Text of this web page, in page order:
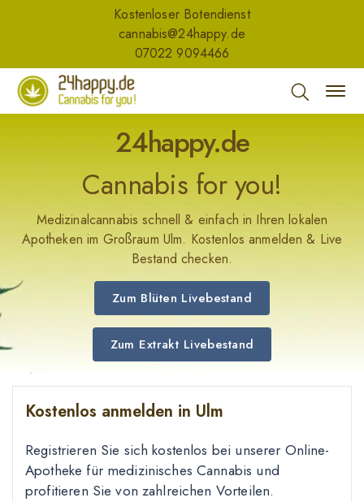
Kostenloser Botendienst
cannabis@24happy.de
07022 9094466
24happy.de
Cannabis for you!
Medizinalcannabis schnell & einfach in Ihren lokalen
Apotheken im Großraum Ulm. Kostenlos anmelden & Live
Bestand checken.
Zum Blüten Livebestand
Zum Extrakt Livebestand
Kostenlos anmelden in Ulm
Registrieren Sie sich kostenlos bei unserer Online-
Apotheke für medizinisches Cannabis und
profitieren Sie von zahlreichen Vorteilen.